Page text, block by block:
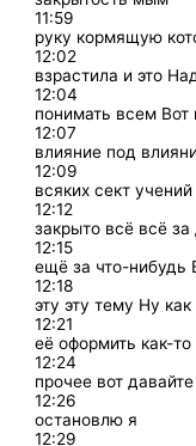
11:59
руку кормящую
12:02
взрастила и это
12:04
понимать всем Вот
12:07
влияние под
12:09
всяких сект
12:12
закрыто всё всё
12:15
ещё за что-нибудь
12:18
эту эту тему Ну
12:21
её оформить как-
12:24
прочее вот
12:26
остановлю я
12:29